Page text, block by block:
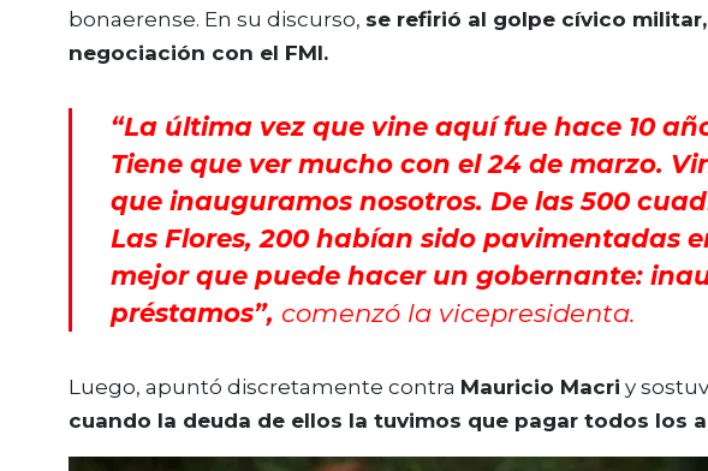
bonaerense. En su discurso, se refirió al golpe cívico
negociación con el FMI.
“La última vez que vine aquí fue hace 10
Tiene que ver mucho con el 24 de marzo.
que inauguramos nosotros. De las 500
Las Flores, 200 habían sido pavimentadas
mejor que puede hacer un gobernante:
préstamos”, comenzó la vicepresidenta.
Luego, apuntó discretamente contra Mauricio Macri y
cuando la deuda de ellos la tuvimos que pagar todos los